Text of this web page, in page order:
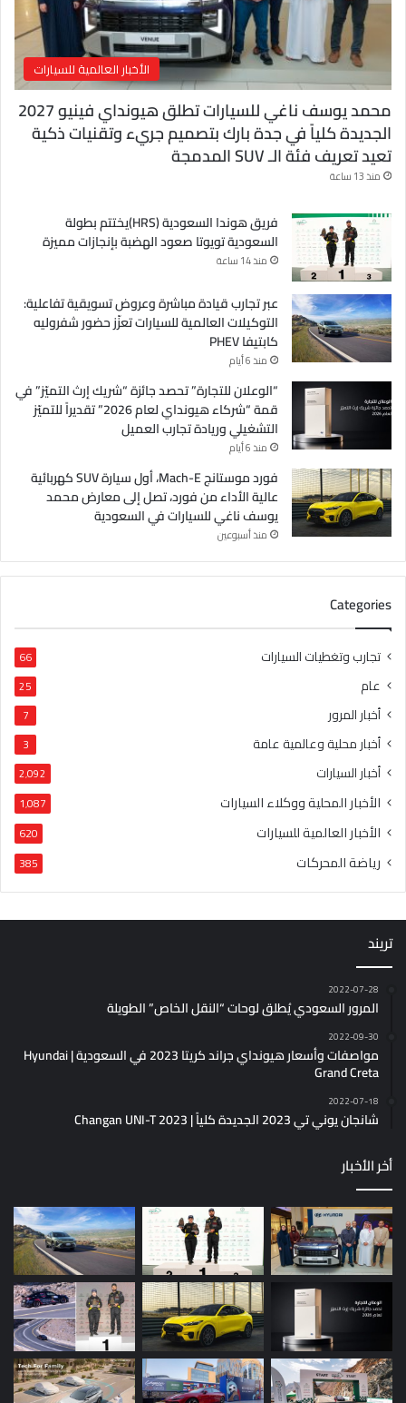
الأخبار العالمية للسيارات
محمد يوسف ناغي للسيارات تطلق هيونداي فينيو 2027
الجديدة كلياً في جدة بارك بتصميم جريء وتقنيات ذكية
تعيد تعريف فئة الـ SUV المدمجة
منذ 13 ساعة
فريق هوندا السعودية (HRS)يختتم بطولة
السعودية تويوتا صعود الهضبة بإنجازات مميزة
منذ 14 ساعة
عبر تجارب قيادة مباشرة وعروض تسويقية تفاعلية:
التوكيلات العالمية للسيارات تعزّز حضور شفروليه
كابتيفا PHEV
منذ 6 أيام
“الوعلان للتجارة” تحصد جائزة “شريك إرث التميّز” في
قمة “شركاء هيونداي لعام 2026” تقديراً للتميّز
التشغيلي وريادة تجارب العميل
منذ 6 أيام
فورد موستانج Mach-E، أول سيارة SUV كهربائية
عالية الأداء من فورد، تصل إلى معارض محمد
يوسف ناغي للسيارات في السعودية
منذ أسبوعين
Categories
تجارب وتغطيات السيارات 66
عام 25
أخبار المرور 7
أخبار محلية وعالمية عامة 3
أخبار السيارات 2٬092
الأخبار المحلية ووكلاء السيارات 1٬087
الأخبار العالمية للسيارات 620
رياضة المحركات 385
تريند
2022-07-28
المرور السعودي يُطلق لوحات “النقل الخاص” الطويلة
2022-09-30
مواصفات وأسعار هيونداي جراند كريتا 2023 في السعودية | Hyundai
Grand Creta
2022-07-18
شانجان يوني تي 2023 الجديدة كلياً | Changan UNI-T 2023
أخر الأخبار